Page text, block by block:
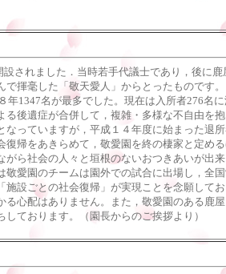
されました．当時若手代議士であり，後に
揮毫した「敬天愛人」からとったものです。
1347名が最多でした。現在は入所者276名
後遺症が合併して，複雑・多様な不自由を
っていますが，平成１４年度に始まった退
帰をあきらめて，敬愛園を終の棲家と定め
ら社会の人々と垣根のないおつきあいが出
愛園のチームは園外での試合に出場し，
設ごとの社会復帰」が実現ことを念願して
心配はありません。また，敬愛園のある鹿
ております。（園長からのご挨拶より）